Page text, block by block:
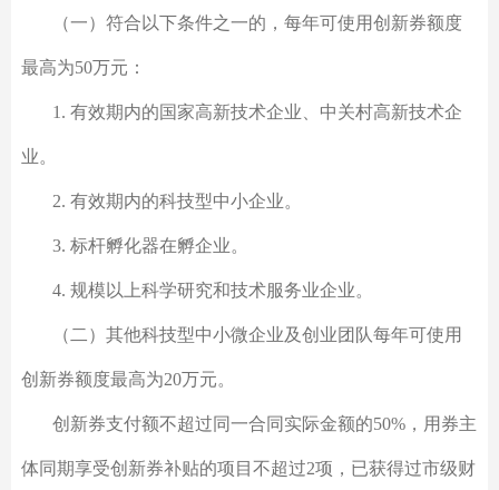
（一）符合以下条件之一的，每年可使用创新券额度
最高为50万元：
1. 有效期内的国家高新技术企业、中关村高新技术企
业。
2. 有效期内的科技型中小企业。
3. 标杆孵化器在孵企业。
4. 规模以上科学研究和技术服务业企业。
（二）其他科技型中小微企业及创业团队每年可使用
创新券额度最高为20万元。
创新券支付额不超过同一合同实际金额的50%，用券主
体同期享受创新券补贴的项目不超过2项，已获得过市级财